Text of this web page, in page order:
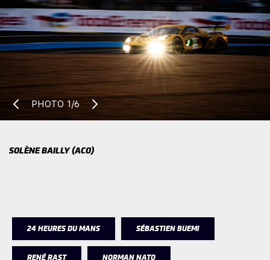
PHOTO 1/6
SOLÈNE BAILLY (ACO)
24 HEURES DU MANS SÉBASTIEN BUEMI
RENÉ RAST NORMAN NATO